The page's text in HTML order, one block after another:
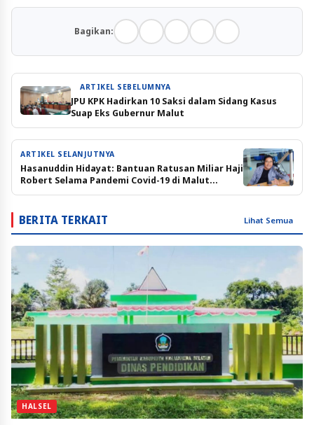
Bagikan:
ARTIKEL SEBELUMNYA
JPU KPK Hadirkan 10 Saksi dalam Sidang Kasus
Suap Eks Gubernur Malut
ARTIKEL SELANJUTNYA
Hasanuddin Hidayat: Bantuan Ratusan Miliar Haji
Robert Selama Pandemi Covid-19 di Malut
Dilindungi Undang-Undang
BERITA TERKAIT Lihat Semua
HALSEL